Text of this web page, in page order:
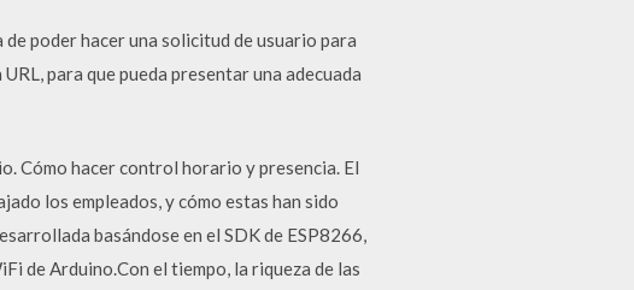
poder hacer una solicitud de usuario para
para que pueda presentar una adecuada
Cómo hacer control horario y presencia. El
los empleados, y cómo estas han sido
basándose en el SDK de ESP8266,
de Arduino.Con el tiempo, la riqueza de las